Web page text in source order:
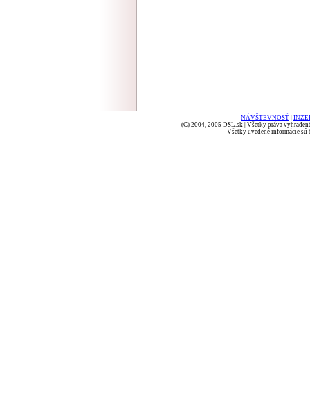
NÁVŠTEVNOSŤ
(C) 2004, 2005 DSL.sk | Všetky práva
Všetky uvedené informácie sú